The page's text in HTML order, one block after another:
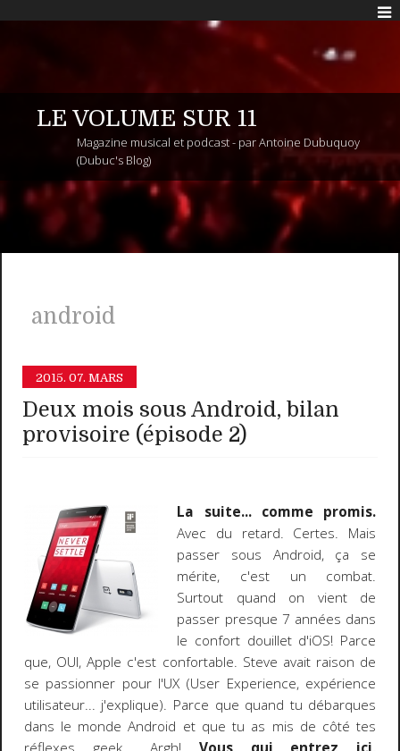
LE VOLUME SUR 11
Magazine musical et podcast - par Antoine Dubuquoy
(Dubuc's Blog)
android
2015. 07. MARS
Deux mois sous Android, bilan
provisoire (épisode 2)
La suite... comme promis.
Avec du retard. Certes. Mais
passer sous Android, ça se
mérite, c'est un combat.
Surtout quand on vient de
passer presque 7 années dans
le confort douillet d'iOS! Parce
que, OUI, Apple c'est confortable. Steve avait raison de
se passionner pour l'UX (User Experience, expérience
utilisateur... j'explique). Parce que quand tu débarques
dans le monde Android et que tu as mis de côté tes